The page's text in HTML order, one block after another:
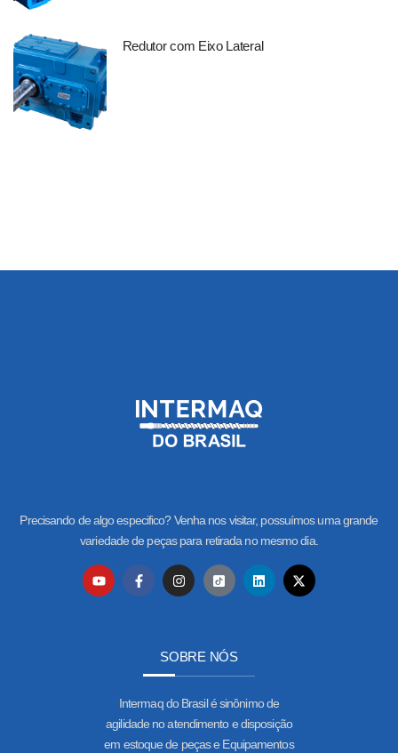
Redutor com Eixo Lateral
Precisando de algo especifico? Venha nos visitar, possuímos uma grande
variedade de peças para retirada no mesmo dia.
SOBRE NÓS
Intermaq do Brasil é sinônimo de
agilidade no atendimento e disposição
em estoque de peças e Equipamentos